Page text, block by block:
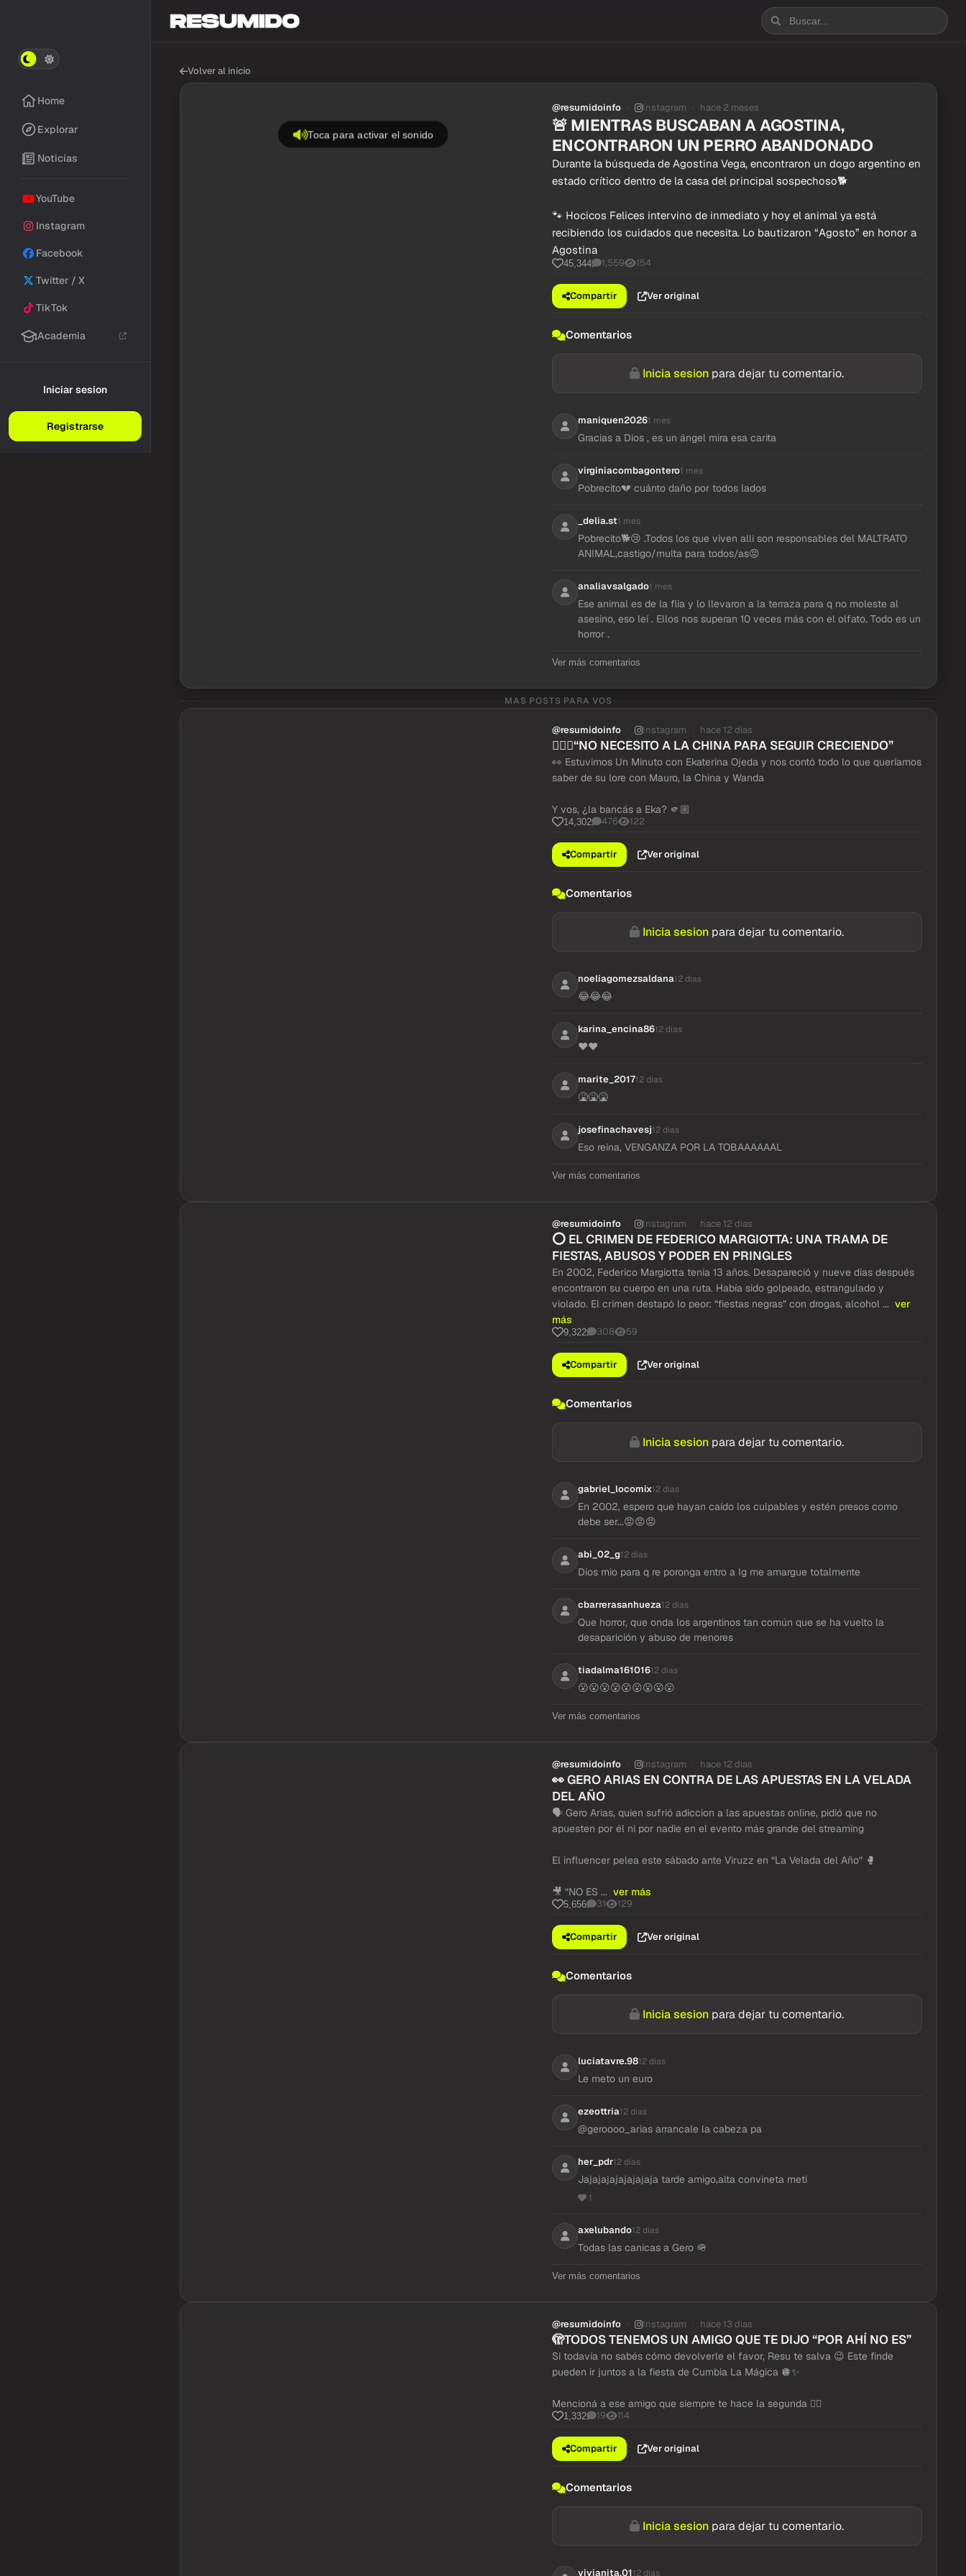
Home
Explorar
Noticias
YouTube
Instagram
Facebook
Twitter / X
TikTok
Academia
Iniciar sesion
Registrarse
Volver al inicio
Toca para activar el sonido
@resumidoinfo Instagram hace 2 meses
🚨 MIENTRAS BUSCABAN A AGOSTINA,
ENCONTRARON UN PERRO ABANDONADO
Durante la búsqueda de Agostina Vega, encontraron un dogo argentino en
estado crítico dentro de la casa del principal sospechoso🐕
🐾 Hocicos Felices intervino de inmediato y hoy el animal ya está
recibiendo los cuidados que necesita. Lo bautizaron “Agosto” en honor a
Agostina
45,344 1,559 154
Compartir Ver original
Comentarios
Inicia sesion para dejar tu comentario.
maniquen20261 mes
Gracias a Dios , es un ángel mira esa carita
virginiacombagontero1 mes
Pobrecito💔 cuánto daño por todos lados
_delia.st1 mes
Pobrecito🐕😢 .Todos los que viven alli son responsables del MALTRATO
ANIMAL,castigo/multa para todos/as😡
analiavsalgado1 mes
Ese animal es de la flia y lo llevaron a la terraza para q no moleste al
asesino, eso leí . Ellos nos superan 10 veces más con el olfato. Todo es un
horror .
Ver más comentarios
MAS POSTS PARA VOS
@resumidoinfo Instagram hace 12 dias
🤷🏼‍♀️“NO NECESITO A LA CHINA PARA SEGUIR CRECIENDO”
👀 Estuvimos Un Minuto con Ekaterina Ojeda y nos contó todo lo que queríamos
saber de su lore con Mauro, la China y Wanda
Y vos, ¿la bancás a Eka? 🫵🏼
14,302 476 122
Compartir Ver original
Comentarios
Inicia sesion para dejar tu comentario.
noeliagomezsaldana12 dias
😂😂😂
karina_encina8612 dias
❤️❤️
marite_201712 dias
🤮🤮🤮
josefinachavesj12 dias
Eso reina, VENGANZA POR LA TOBAAAAAAL
Ver más comentarios
@resumidoinfo Instagram hace 12 dias
⭕ EL CRIMEN DE FEDERICO MARGIOTTA: UNA TRAMA DE
FIESTAS, ABUSOS Y PODER EN PRINGLES
En 2002, Federico Margiotta tenía 13 años. Desapareció y nueve días después
encontraron su cuerpo en una ruta. Había sido golpeado, estrangulado y
violado. El crimen destapó lo peor: “fiestas negras” con drogas, alcohol ... ver
más
9,322 308 59
Compartir Ver original
Comentarios
Inicia sesion para dejar tu comentario.
gabriel_locomix12 dias
En 2002, espero que hayan caído los culpables y estén presos como
debe ser...😡😡😡
abi_02_g12 dias
Dios mio para q re poronga entro a Ig me amargue totalmente
cbarrerasanhueza12 dias
Que horror, que onda los argentinos tan común que se ha vuelto la
desaparición y abuso de menores
tiadalma16101612 dias
😮😮😮😮😮😮😮😮😮
Ver más comentarios
@resumidoinfo Instagram hace 12 dias
👀 GERO ARIAS EN CONTRA DE LAS APUESTAS EN LA VELADA
DEL AÑO
🗣️ Gero Arias, quien sufrió adiccion a las apuestas online, pidió que no
apuesten por él ni por nadie en el evento más grande del streaming
El influencer pelea este sábado ante Viruzz en “La Velada del Año” 🥊
🎥 “NO ES ... ver más
5,656 31 129
Compartir Ver original
Comentarios
Inicia sesion para dejar tu comentario.
luciatavre.9812 dias
Le meto un euro
ezeottria12 dias
@geroooo_arias arrancale la cabeza pa
her_pdr12 dias
Jajajajajajajajaja tarde amigo,alta convineta meti
1
axelubando12 dias
Todas las canicas a Gero 🪖
Ver más comentarios
@resumidoinfo Instagram hace 13 dias
🫣TODOS TENEMOS UN AMIGO QUE TE DIJO “POR AHÍ NO ES”
Si todavía no sabés cómo devolverle el favor, Resu te salva 😉 Este finde
pueden ir juntos a la fiesta de Cumbia La Mágica 🪩✨
Mencioná a ese amigo que siempre te hace la segunda 👇🏼
1,332 19 114
Compartir Ver original
Comentarios
Inicia sesion para dejar tu comentario.
vivianita.0112 dias